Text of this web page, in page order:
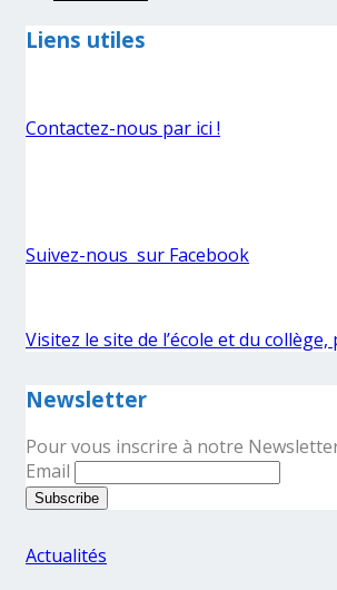
Liens utiles
Contactez-nous par ici !
Suivez-nous sur Facebook
Visitez le site de l’école et du collège,
Newsletter
Pour vous inscrire à notre
Email
Actualités